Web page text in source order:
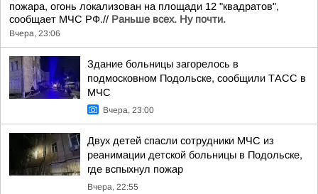
пожара, огонь локализован на площади 12 "квадратов",
сообщает МЧС РФ.// Раньше всех. Ну почти.
Вчера, 23:06
Здание больницы загорелось в
подмосковном Подольске, сообщили ТАСС в
МЧС
Вчера, 23:00
Двух детей спасли сотрудники МЧС из
реанимации детской больницы в Подольске,
где вспыхнул пожар
Вчера, 22:55